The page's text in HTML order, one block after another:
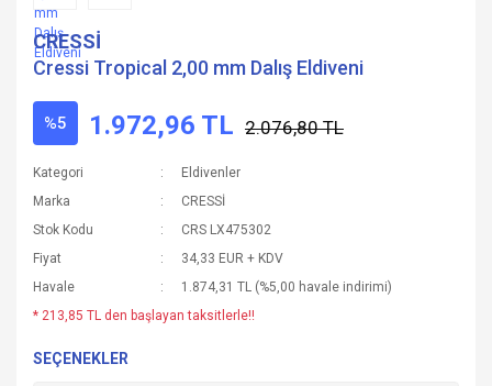
CRESSİ
Cressi Tropical 2,00 mm Dalış Eldiveni
%5 1.972,96 TL 2.076,80 TL
Kategori
Eldivenler
Marka
CRESSİ
Stok Kodu
CRS LX475302
Fiyat
34,33 EUR + KDV
Havale
1.874,31 TL (%5,00 havale indirimi)
* 213,85 TL den başlayan taksitlerle!!
SEÇENEKLER